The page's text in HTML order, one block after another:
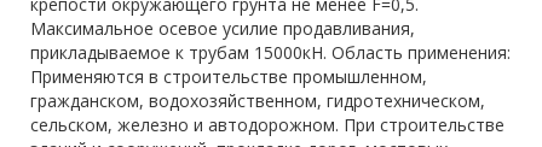
Максимальное осевое усилие продавливания,
прикладываемое к трубам 15000кН. Область применения:
Применяются в строительстве промышленном,
гражданском, водохозяйственном, гидротехническом,
сельском, железно и автодорожном. При строительстве